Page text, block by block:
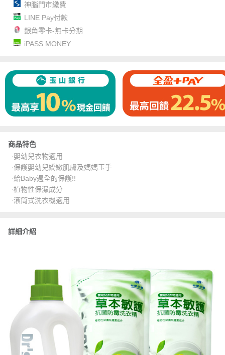
神腦門市繳費
LINE Pay付款
銀角零卡-無卡分期
iPASS MONEY
商品特色
‧嬰幼兒衣物適用
‧保護嬰幼兒嬌嫩肌膚及媽媽玉手
‧給Baby週全的保護!!
‧植物性保濕成分
‧滾筒式洗衣機適用
詳細介紹